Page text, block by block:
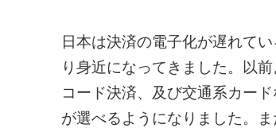
日本は決済の電子化が遅れて
り身近になってきました。以
コード決済、及び交通系カー
が選べるようになりました。